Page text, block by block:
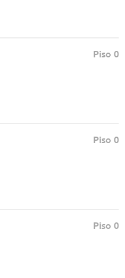
Piso 0
Piso 0
Piso 0